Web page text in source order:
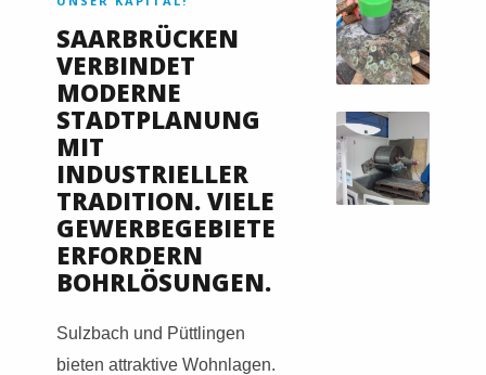
SAARBRÜCKEN
VERBINDET
MODERNE
STADTPLANUNG
MIT
INDUSTRIELLER
TRADITION. VIELE
GEWERBEGEBIETE
ERFORDERN
BOHRLÖSUNGEN.
Sulzbach und Püttlingen
bieten attraktive Wohnlagen.